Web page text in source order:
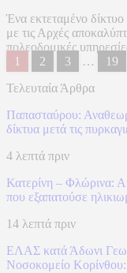
Ένα εκτεταμένο
με τις Αρχές
πολεοδομικές
1
2 3 … 19
Τελευταία Άρθρα
Παπασταύρου:
δίκτυα μετά τις
4 λεπτά πριν
Κατερίνη – Φλώρινα:
που εξαπατούσε
14 λεπτά πριν
ΕΛΑΣ κατά Άδωνι
Νοσοκομείο Κορίνθου: